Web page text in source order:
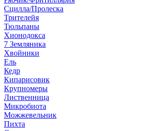
Сцилла/Пролеска
Трителейя
Тюльпаны
Хионодокса
7 Земляника
Хвойники
Ель
Кедр
Кипарисовик
Крупномеры
Лиственница
Микробиота
Можжевельник
Пихта